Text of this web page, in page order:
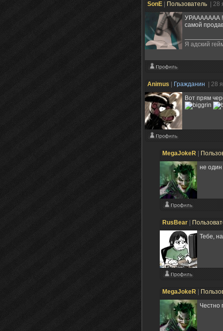
SonE Пользователь
|
УРААААААА
самой
Я адский
Animus Гражданин
| 28
Вот прям
MegaJokeR
не
RusBear
Тебе,
MegaJokeR
Честно